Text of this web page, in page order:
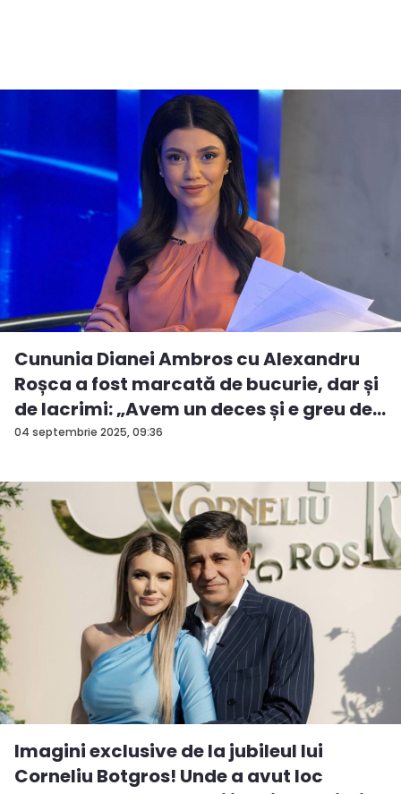
04 septembrie 2025, 09:36
Cununia Dianei Ambros cu Alexandru
Roșca a fost marcată de bucurie, dar și
de lacrimi: „Avem un deces și e greu de...
Imagini exclusive de la jubileul lui
Corneliu Botgros! Unde a avut loc